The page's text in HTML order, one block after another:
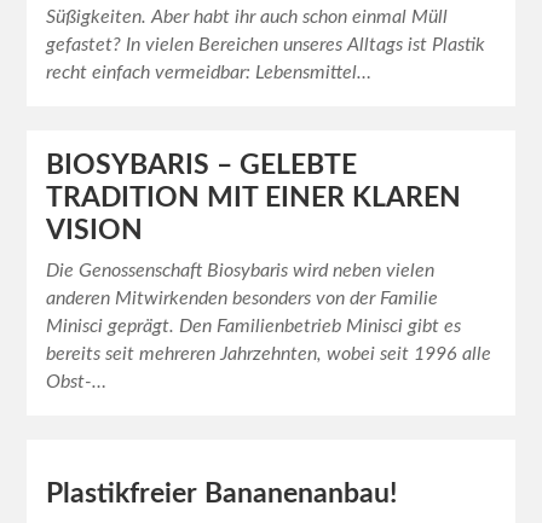
Süßigkeiten. Aber habt ihr auch schon einmal Müll
gefastet? In vielen Bereichen unseres Alltags ist Plastik
recht einfach vermeidbar: Lebensmittel…
BIOSYBARIS – GELEBTE
TRADITION MIT EINER KLAREN
VISION
Die Genossenschaft Biosybaris wird neben vielen
anderen Mitwirkenden besonders von der Familie
Minisci geprägt. Den Familienbetrieb Minisci gibt es
bereits seit mehreren Jahrzehnten, wobei seit 1996 alle
Obst-…
Plastikfreier Bananenanbau!